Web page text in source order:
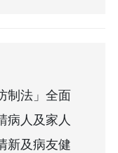
制法」全面
病人及家人
新及病友健